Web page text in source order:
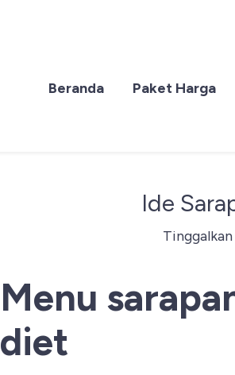
Beranda Paket Harga
Ide
Menu
diet